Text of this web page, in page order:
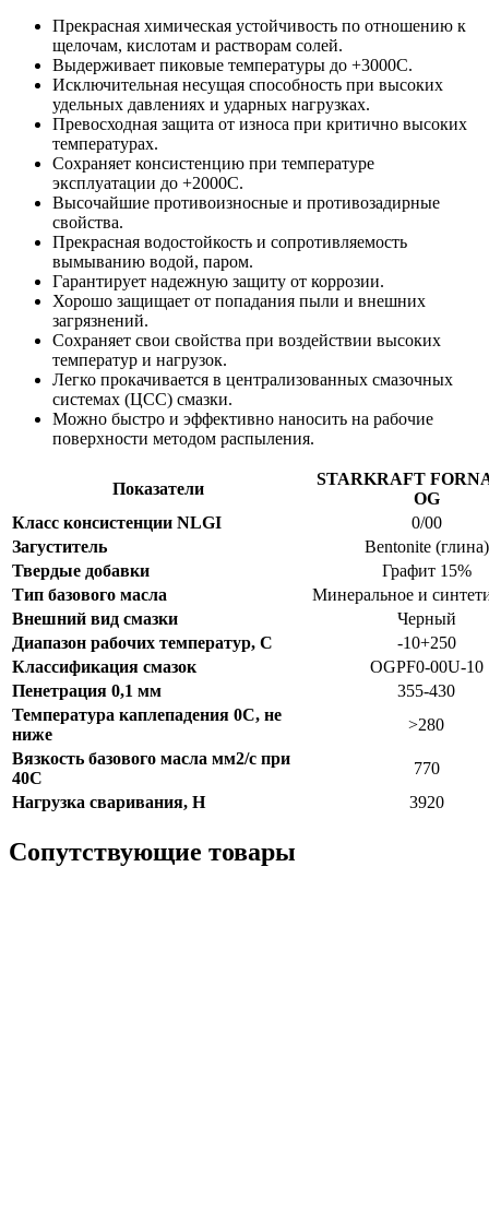
Прекрасная химическая устойчивость по отношению к
щелочам, кислотам и растворам солей.
Выдерживает пиковые температуры до +3000С.
Исключительная несущая способность при высоких
удельных давлениях и ударных нагрузках.
Превосходная защита от износа при критично высоких
температурах.
Сохраняет консистенцию при температуре
эксплуатации до +2000С.
Высочайшие противоизносные и противозадирные
свойства.
Прекрасная водостойкость и сопротивляемость
вымыванию водой, паром.
Гарантирует надежную защиту от коррозии.
Хорошо защищает от попадания пыли и внешних
загрязнений.
Сохраняет свои свойства при воздействии высоких
температур и нагрузок.
Легко прокачивается в централизованных смазочных
системах (ЦСС) смазки.
Можно быстро и эффективно наносить на рабочие
поверхности методом распыления.
Показатели
STARKRAFT
OG
Класс консистенции NLGI
0/00
Загуститель
Bentonite (глина)
Твердые добавки
Графит 15%
Тип базового масла
Минеральное и
Внешний вид смазки
Черный
Диапазон рабочих температур, С
-10+250
Классификация смазок
OGPF0-00U-10
Пенетрация 0,1 мм
355-430
Температура каплепадения 0С, не
ниже
>280
Вязкость базового масла мм2/с при
40С
770
Нагрузка сваривания, Н
3920
Сопутствующие товары